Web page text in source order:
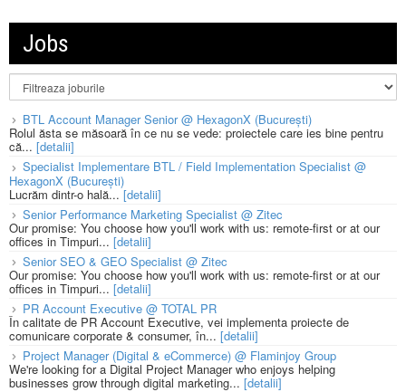
Jobs
BTL Account Manager Senior @ HexagonX (București)
Rolul ăsta se măsoară în ce nu se vede: proiectele care ies bine pentru
că... [detalii]
Specialist Implementare BTL / Field Implementation Specialist @
HexagonX (București)
Lucrăm dintr-o hală...[detalii]
Senior Performance Marketing Specialist @ Zitec
Our promise: You choose how you'll work with us: remote-first or at our
offices in Timpuri... [detalii]
Senior SEO & GEO Specialist @ Zitec
Our promise: You choose how you'll work with us: remote-first or at our
offices in Timpuri... [detalii]
PR Account Executive @ TOTAL PR
În calitate de PR Account Executive, vei implementa proiecte de
comunicare corporate & consumer, în... [detalii]
Project Manager (Digital & eCommerce) @ Flaminjoy Group
We're looking for a Digital Project Manager who enjoys helping
businesses grow through digital marketing... [detalii]